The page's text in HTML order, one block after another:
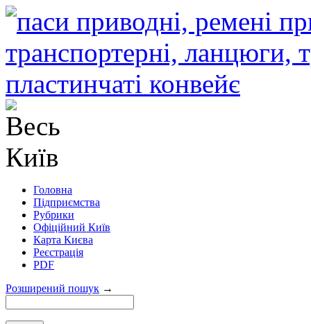
Головна
Підприємства
Рубрики
Офіційний Київ
Карта Києва
Реєстрація
PDF
Розширений пошук →